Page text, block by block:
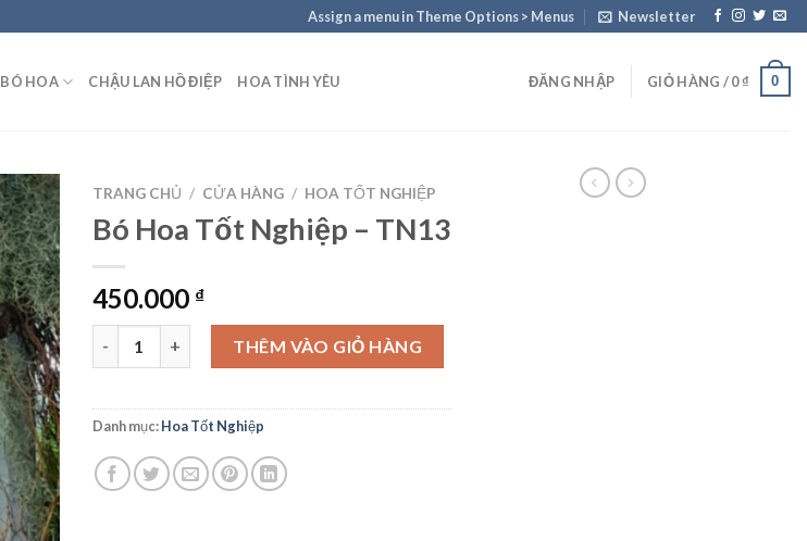
Assign a menu in Theme Options > Menus Newsletter
BÓ HOA CHẬU LAN HỒ ĐIỆP HOA TÌNH YÊU ĐĂNG NHẬP GIỎ HÀNG /0₫ 0
TRANG CHỦ / CỬA HÀNG / HOA TỐT NGHIỆP
Bó Hoa Tốt Nghiệp – TN13
450.000 ₫
Bó Hoa Tốt Nghiệp - TN13 số lượng
THÊM VÀO GIỎ HÀNG
Danh mục:Hoa Tốt Nghiệp